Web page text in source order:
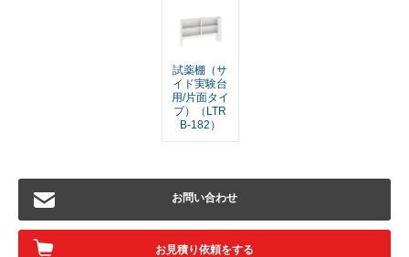
試薬棚（サ
イド実験台
用/片面タイ
プ）（LTR
B-182）
お問い合わせ
お見積り依頼をする